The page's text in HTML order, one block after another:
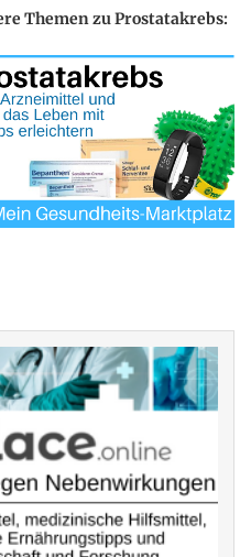
Themen zu Prostatakrebs: